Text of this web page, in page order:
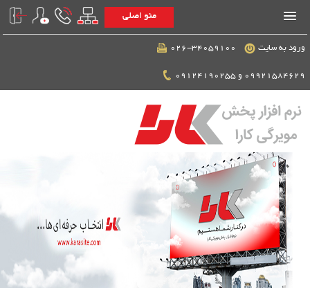
منو اصلی
ورود به سایت